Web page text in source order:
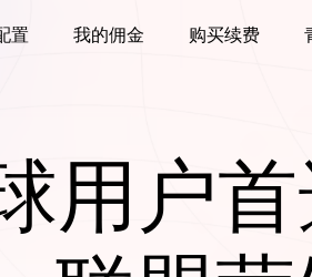
置 我的佣金 购买续费
用户